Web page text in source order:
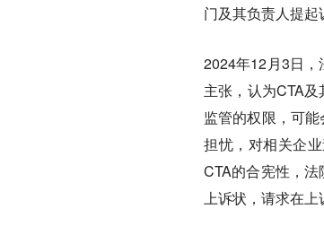
门及其负责人提起
2024年12月3日
主张，认为CTA
监管的权限，可
担忧，对相关企
CTA的合宪性，
上诉状，请求在上